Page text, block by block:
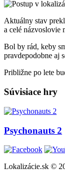
Aktuálny stav
a celé názvoslovie
Bol by rád, keby
pravdepodobne aj
Približne po lete
Súvisiace hry
Psychonauts 2
Lokalizácie.sk ©